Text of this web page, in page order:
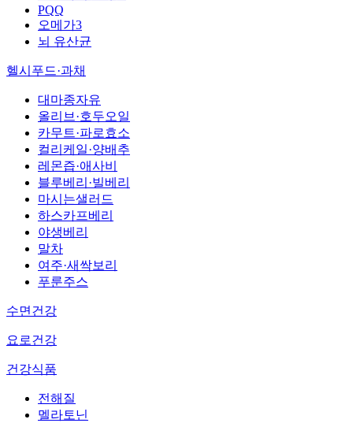
PQQ
오메가3
뇌 유산균
헬시푸드·과채
대마종자유
올리브·호두오일
카무트·파로효소
컬리케일·양배추
레몬즙·애사비
블루베리·빌베리
마시는샐러드
하스카프베리
야생베리
말차
여주·새싹보리
푸룬주스
수면건강
요로건강
건강식품
전해질
멜라토닌